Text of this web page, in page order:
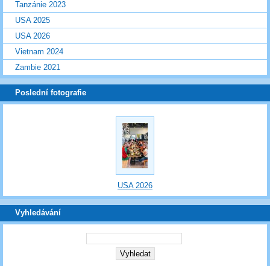
Tanzánie 2023
USA 2025
USA 2026
Vietnam 2024
Zambie 2021
Poslední fotografie
USA 2026
Vyhledávání